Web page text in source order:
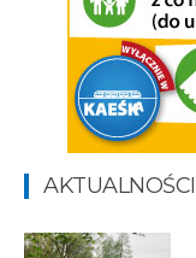
AKTUALNOŚCI